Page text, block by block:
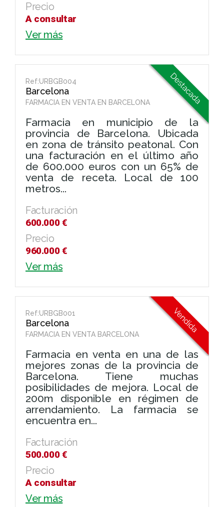
Precio
A consultar
Ver más
Ref:URBGB004
Barcelona
FARMACIA EN VENTA EN BARCELONA
Farmacia en municipio de la
provincia de Barcelona. Ubicada
en zona de tránsito peatonal. Con
una facturación en el último año
de 600.000 euros con un 65% de
venta de receta. Local de 100
metros...
Facturación
600.000 €
Precio
960.000 €
Ver más
Ref:URBGB001
Barcelona
FARMACIA EN VENTA BARCELONA
Farmacia en venta en una de las
mejores zonas de la provincia de
Barcelona. Tiene muchas
posibilidades de mejora. Local de
200m disponible en régimen de
arrendamiento. La farmacia se
encuentra en...
Facturación
500.000 €
Precio
A consultar
Ver más